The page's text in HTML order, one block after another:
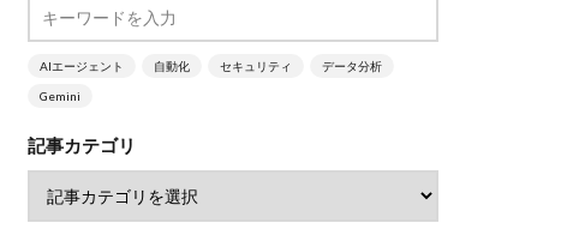
AIエージェント 自動化 セキュリティ データ分析
Gemini
記事カテゴリ